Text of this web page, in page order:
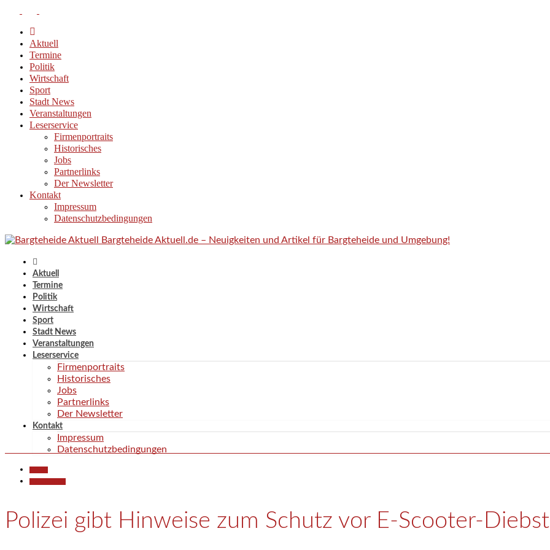
Aktuell
Termine
Politik
Wirtschaft
Sport
Stadt News
Veranstaltungen
Leserservice
Firmenportraits
Historisches
Jobs
Partnerlinks
Der Newsletter
Kontakt
Impressum
Datenschutzbedingungen
Bargteheide Aktuell.de – Neuigkeiten und Artikel für Bargteheide und Umgebung!
Aktuell
Termine
Politik
Wirtschaft
Sport
Stadt News
Veranstaltungen
Leserservice
Firmenportraits
Historisches
Jobs
Partnerlinks
Der Newsletter
Kontakt
Impressum
Datenschutzbedingungen
Polizei gibt Hinweise zum Schutz vor E-Scooter-